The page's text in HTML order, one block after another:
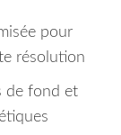
pour
résolution
de fond et